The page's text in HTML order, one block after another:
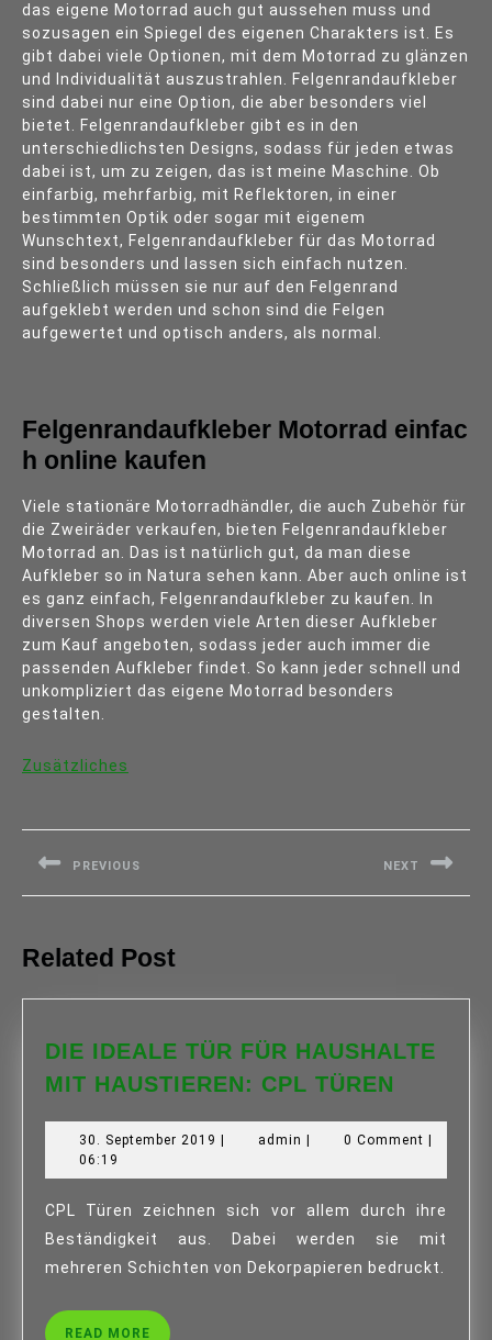
das eigene Motorrad auch gut aussehen muss und
sozusagen ein Spiegel des eigenen Charakters ist. Es
gibt dabei viele Optionen, mit dem Motorrad zu glänzen
und Individualität auszustrahlen. Felgenrandaufkleber
sind dabei nur eine Option, die aber besonders viel
bietet. Felgenrandaufkleber gibt es in den
unterschiedlichsten Designs, sodass für jeden etwas
dabei ist, um zu zeigen, das ist meine Maschine. Ob
einfarbig, mehrfarbig, mit Reflektoren, in einer
bestimmten Optik oder sogar mit eigenem
Wunschtext, Felgenrandaufkleber für das Motorrad
sind besonders und lassen sich einfach nutzen.
Schließlich müssen sie nur auf den Felgenrand
aufgeklebt werden und schon sind die Felgen
aufgewertet und optisch anders, als normal.
Felgenrandaufkleber Motorrad einfac
h online kaufen
Viele stationäre Motorradhändler, die auch Zubehör für
die Zweiräder verkaufen, bieten Felgenrandaufkleber
Motorrad an. Das ist natürlich gut, da man diese
Aufkleber so in Natura sehen kann. Aber auch online ist
es ganz einfach, Felgenrandaufkleber zu kaufen. In
diversen Shops werden viele Arten dieser Aufkleber
zum Kauf angeboten, sodass jeder auch immer die
passenden Aufkleber findet. So kann jeder schnell und
unkompliziert das eigene Motorrad besonders
gestalten.
Zusätzliches
PREVIOUS
Previous
NEXT
Next
Related Post
DIE IDEALE TÜR FÜR HAUSHALTE
MIT HAUSTIEREN: CPL TÜREN
TÜR
MIT
CPL
30. September 2019 30.
2019
admin admin0 Comment
06:19
CPL Türen zeichnen sich vor allem durch ihre
Beständigkeit aus. Dabei werden sie mit
mehreren Schichten von Dekorpapieren bedruckt.
READ MORE READ